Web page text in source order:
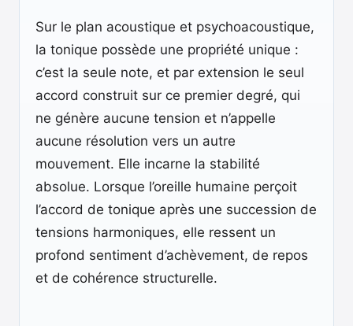
Sur le plan acoustique et psychoacoustique,
la tonique possède une propriété unique :
c’est la seule note, et par extension le seul
accord construit sur ce premier degré, qui
ne génère aucune tension et n’appelle
aucune résolution vers un autre
mouvement. Elle incarne la stabilité
absolue. Lorsque l’oreille humaine perçoit
l’accord de tonique après une succession de
tensions harmoniques, elle ressent un
profond sentiment d’achèvement, de repos
et de cohérence structurelle.